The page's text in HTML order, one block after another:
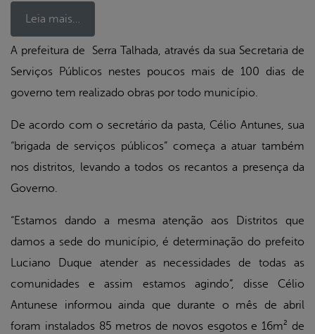
Leia mais…
A prefeitura de Serra Talhada, através da sua Secretaria de
Serviços Públicos nestes poucos mais de 100 dias de
governo tem realizado obras por todo município.
De acordo com o secretário da pasta, Célio Antunes, sua
“brigada de serviços públicos” começa a atuar também
nos distritos, levando a todos os recantos a presença da
Governo.
“Estamos dando a mesma atenção aos Distritos que
damos a sede do município, é determinação do prefeito
Luciano Duque atender as necessidades de todas as
comunidades e assim estamos agindo”, disse Célio
Antunese informou ainda que durante o mês de abril
foram instalados 85 metros de novos esgotos e 16m² de